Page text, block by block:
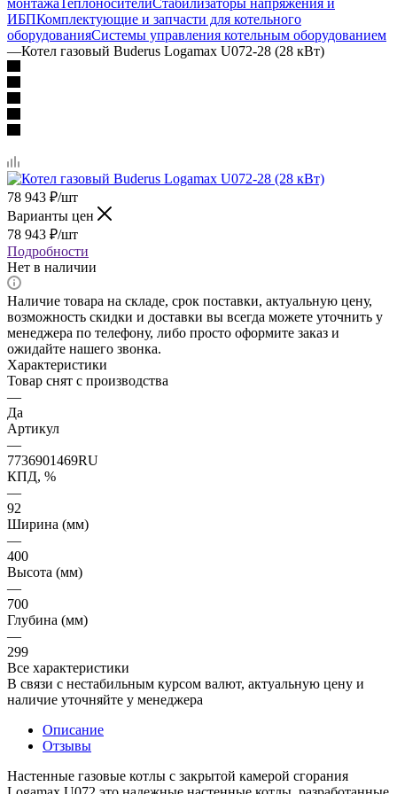
ИБПКомплектующие и запчасти для котельного
оборудованияСистемы управления котельным оборудованием
—Котел газовый Buderus Logamax U072-28 (28 кВт)
78 943 ₽/шт
Варианты цен
78 943 ₽/шт
Подробности
Нет в наличии
Наличие товара на складе, срок поставки, актуальную цену,
возможность скидки и доставки вы всегда можете уточнить у
менеджера по телефону, либо просто оформите заказ и
ожидайте нашего звонка.
Характеристики
Товар снят с производства
—
Да
Артикул
—
7736901469RU
КПД, %
—
92
Ширина (мм)
—
400
Высота (мм)
—
700
Глубина (мм)
—
299
Все характеристики
В связи с нестабильным курсом валют, актуальную цену и
наличие уточняйте у менеджера
Описание
Отзывы
Настенные газовые котлы с закрытой камерой сгорания